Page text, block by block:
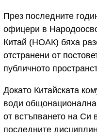
През последните
офицери в
Китай (НОАК) бяха
отстранени от
публичното
Докато Китайската
води
от встъпването на Си
последните